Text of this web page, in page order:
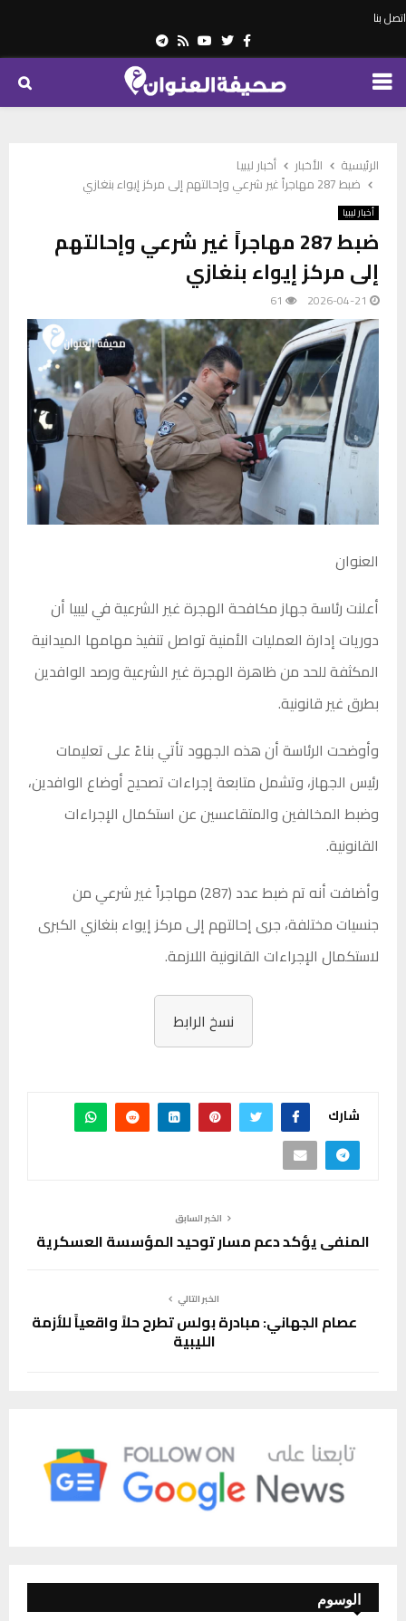
اتصل بنا
Facebook
Twitter
Youtube
Rss
Telegram
PRIMARY
الرئيسية الأخبار
أخبار ليبيا
ضبط 287 مهاجراً غير شرعي وإحالتهم إلى مركز إيواء بنغازي
أخبار ليبيا
ضبط 287 مهاجراً غير شرعي وإحالتهم
إلى مركز إيواء بنغازي
2026-04-21
61
العنوان
أعلنت رئاسة جهاز مكافحة الهجرة غير الشرعية في ليبيا أن
دوريات إدارة العمليات الأمنية تواصل تنفيذ مهامها الميدانية
المكثفة للحد من ظاهرة الهجرة غير الشرعية ورصد الوافدين
بطرق غير قانونية.
وأوضحت الرئاسة أن هذه الجهود تأتي بناءً على تعليمات
رئيس الجهاز، وتشمل متابعة إجراءات تصحيح أوضاع الوافدين،
وضبط المخالفين والمتقاعسين عن استكمال الإجراءات
القانونية.
وأضافت أنه تم ضبط عدد (287) مهاجراً غير شرعي من
جنسيات مختلفة، جرى إحالتهم إلى مركز إيواء بنغازي الكبرى
لاستكمال الإجراءات القانونية اللازمة.
نسخ الرابط
شارك
الخبر السابق
المنفي يؤكد دعم مسار توحيد المؤسسة العسكرية
الخبر التالي
عصام الجهاني: مبادرة بولس تطرح حلاً واقعياً للأزمة
الليبية
الوسوم